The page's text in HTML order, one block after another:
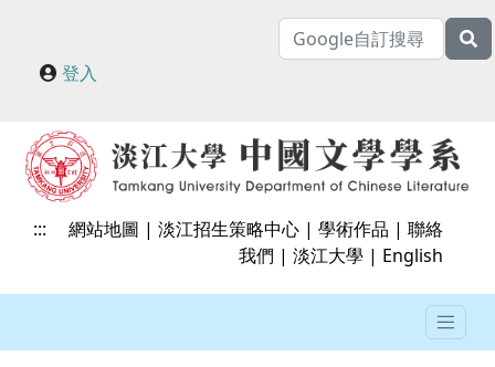
登入
::: 網站地圖 |淡江招生策略中心 |學術作品 |聯絡
我們 |淡江大學 | English